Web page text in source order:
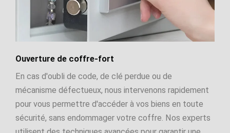
Ouverture de coffre-fort
En cas d'oubli de code, de clé perdue ou de
mécanisme défectueux, nous intervenons rapidement
pour vous permettre d'accéder à vos biens en toute
sécurité, sans endommager votre coffre. Nos experts